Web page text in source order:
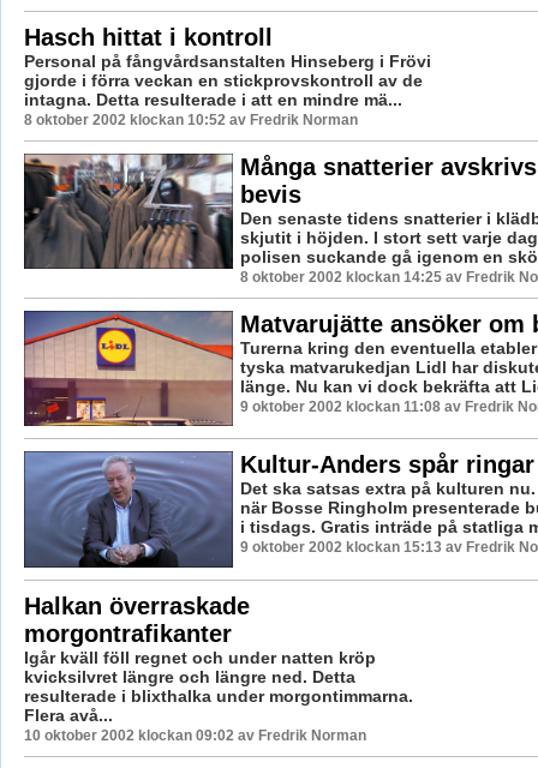
Hasch hittat i kontroll
Personal på fångvårdsanstalten Hinseberg i Frövi
gjorde i förra veckan en stickprovskontroll av de
intagna. Detta resulterade i att en mindre mä...
8 oktober 2002 klockan 10:52 av Fredrik Norman
Många snatterier
bevis
Den senaste tidens snatterier i
skjutit i höjden. I stort sett varje
polisen suckande gå igenom en
8 oktober 2002 klockan 14:25 av Fredrik
Matvarujätte ansöker om
Turerna kring den eventuella
tyska matvarukedjan Lidl har
länge. Nu kan vi dock bekräfta att
9 oktober 2002 klockan 11:08 av Fredrik
Kultur-Anders spår
Det ska satsas extra på kulturen
när Bosse Ringholm presenterade
i tisdags. Gratis inträde på statliga
9 oktober 2002 klockan 15:13 av Fredrik
Halkan överraskade
morgontrafikanter
Igår kväll föll regnet och under natten kröp
kvicksilvret längre och längre ned. Detta
resulterade i blixthalka under morgontimmarna.
Flera avå...
10 oktober 2002 klockan 09:02 av Fredrik Norman